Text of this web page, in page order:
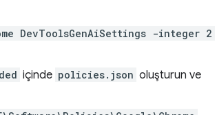
DevToolsGenAiSettings -integer 2
içinde policies.json oluşturun ve